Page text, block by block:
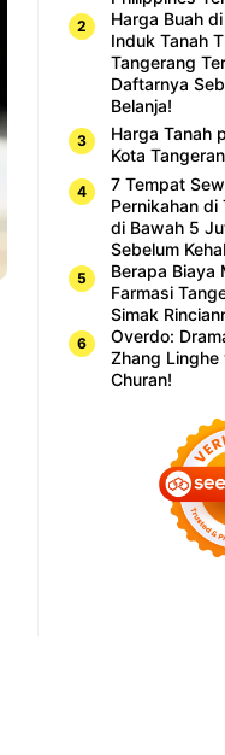
Harga Buah
Induk Tanah
Tangerang
Daftarnya
Belanja!
Harga Tanah
Kota
7 Tempat
Pernikahan di
di Bawah 5
Sebelum
Berapa Biaya
Farmasi
Simak
Overdo:
Zhang Linghe
Churan!